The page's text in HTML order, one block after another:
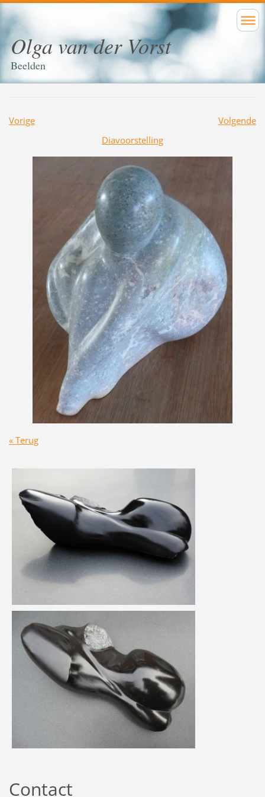
Olga van der Vorst
Beelden
Vorige
Volgende
Diavoorstelling
« Terug
Contact